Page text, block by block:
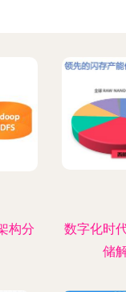
构分
数字化时
储